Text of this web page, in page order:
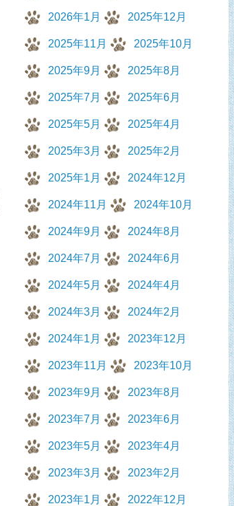
2026年1月 2025年12月
2025年11月 2025年10月
2025年9月 2025年8月
2025年7月 2025年6月
2025年5月 2025年4月
2025年3月 2025年2月
2025年1月 2024年12月
2024年11月 2024年10月
2024年9月 2024年8月
2024年7月 2024年6月
2024年5月 2024年4月
2024年3月 2024年2月
2024年1月 2023年12月
2023年11月 2023年10月
2023年9月 2023年8月
2023年7月 2023年6月
2023年5月 2023年4月
2023年3月 2023年2月
2023年1月 2022年12月